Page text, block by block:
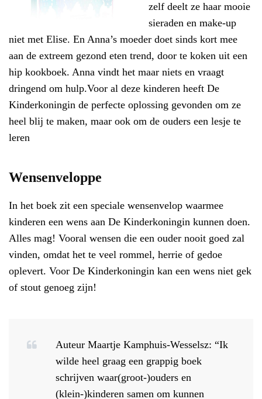
zelf deelt ze haar mooie
sieraden en make-up
niet met Elise. En Anna’s moeder doet sinds kort mee
aan de extreem gezond eten trend, door te koken uit een
hip kookboek. Anna vindt het maar niets en vraagt
dringend om hulp.Voor al deze kinderen heeft De
Kinderkoningin de perfecte oplossing gevonden om ze
heel blij te maken, maar ook om de ouders een lesje te
leren
Wensenveloppe
In het boek zit een speciale wensenvelop waarmee
kinderen een wens aan De Kinderkoningin kunnen doen.
Alles mag! Vooral wensen die een ouder nooit goed zal
vinden, omdat het te veel rommel, herrie of gedoe
oplevert. Voor De Kinderkoningin kan een wens niet gek
of stout genoeg zijn!
Auteur Maartje Kamphuis-Wesselsz: “Ik
wilde heel graag een grappig boek
schrijven waar(groot-)ouders en
(klein-)kinderen samen om kunnen